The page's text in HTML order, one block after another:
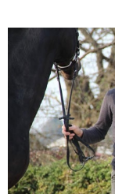
gelegd tussen
van over de
uit te wisselen
onderwerpen.
geeft ons een